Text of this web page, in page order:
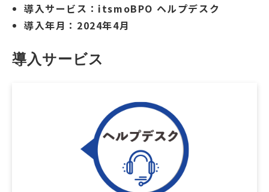
導入サービス： itsmoBPO ヘルプデスク
導入年月：2024年4月
導入サービス